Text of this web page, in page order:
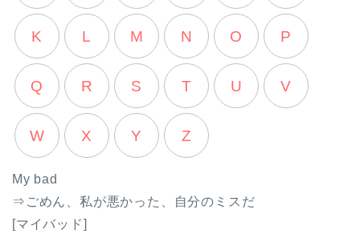
K L M N O P
Q R S T U V
W X Y Z
My bad
⇒ごめん、私が悪かった、自分のミスだ
[マイバッド]